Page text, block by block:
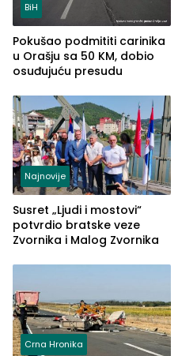
BiH
Pokušao podmititi carinika
u Orašju sa 50 KM, dobio
osuđujuću presudu
Najnovije
Susret „Ljudi i mostovi“
potvrdio bratske veze
Zvornika i Malog Zvornika
Crna Hronika